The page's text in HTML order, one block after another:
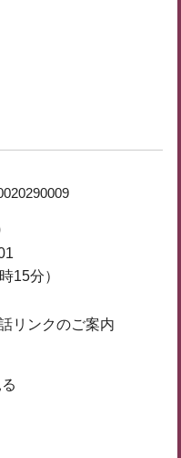
15分）
リンクのご案内